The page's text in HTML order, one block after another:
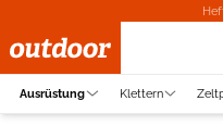
Ausrüstung Klettern